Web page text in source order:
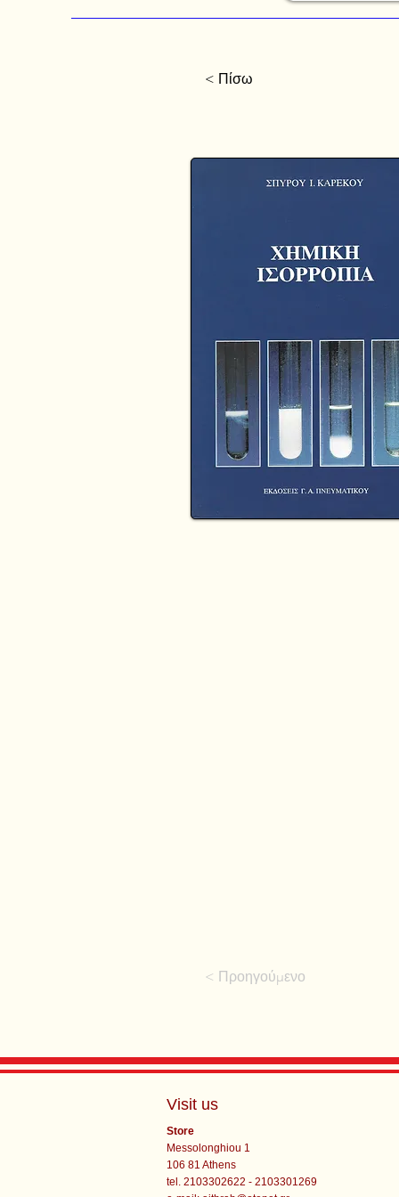
< Πίσω
< Προηγούμενο
Visit us
Store
Messolonghiou 1
106 81 Athens
tel. 2103302622 - 2103301269